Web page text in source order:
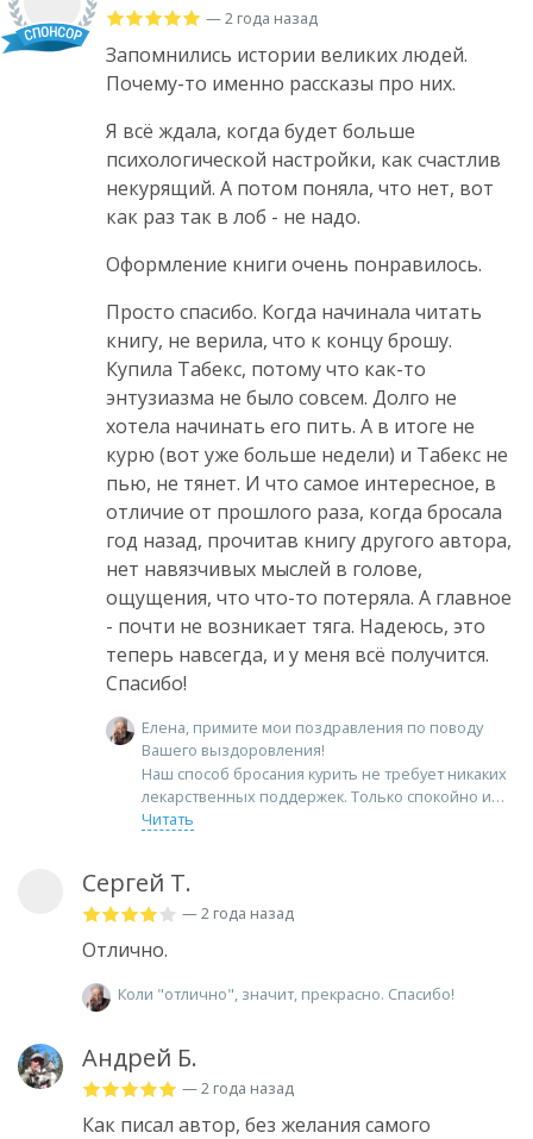
— 2 года назад
Запомнились истории великих людей.
Почему-то именно рассказы про них.
Я всё ждала, когда будет больше
психологической настройки, как счастлив
некурящий. А потом поняла, что нет, вот
как раз так в лоб - не надо.
Оформление книги очень понравилось.
Просто спасибо. Когда начинала читать
книгу, не верила, что к концу брошу.
Купила Табекс, потому что как-то
энтузиазма не было совсем. Долго не
хотела начинать его пить. А в итоге не
курю (вот уже больше недели) и Табекс не
пью, не тянет. И что самое интересное, в
отличие от прошлого раза, когда бросала
год назад, прочитав книгу другого автора,
нет навязчивых мыслей в голове,
ощущения, что что-то потеряла. А главное
- почти не возникает тяга. Надеюсь, это
теперь навсегда, и у меня всё получится.
Спасибо!
Елена, примите мои поздравления по поводу
Вашего выздоровления!
Наш способ бросания курить не требует никаких
лекарственных поддержек. Только спокойно и
Читать
Сергей Т.
— 2 года назад
Отлично.
Коли "отлично", значит, прекрасно. Спасибо!
Андрей Б.
— 2 года назад
Как писал автор, без желания самого